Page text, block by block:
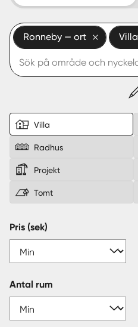
Start
Logga in
Sverige|Spanien
Ronneby — ort Villa
Villa
Radhus
Projekt
Tomt
Pris (sek)
Antal rum